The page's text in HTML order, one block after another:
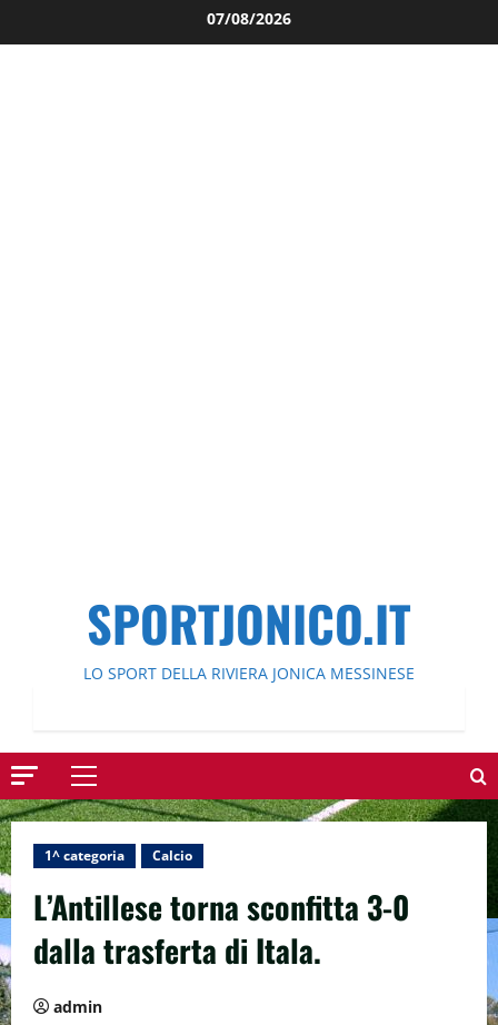
al
07/08/2026
SPORTJONICO.IT
LO SPORT DELLA RIVIERA JONICA MESSINESE
Menu
principale
1^ categoria Calcio
L’Antillese torna sconfitta 3-0
dalla trasferta di Itala.
admin